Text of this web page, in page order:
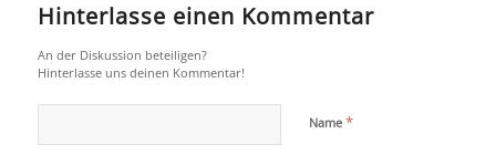
Hinterlasse einen Kommentar
An der Diskussion beteiligen?
Hinterlasse uns deinen Kommentar!
Name *